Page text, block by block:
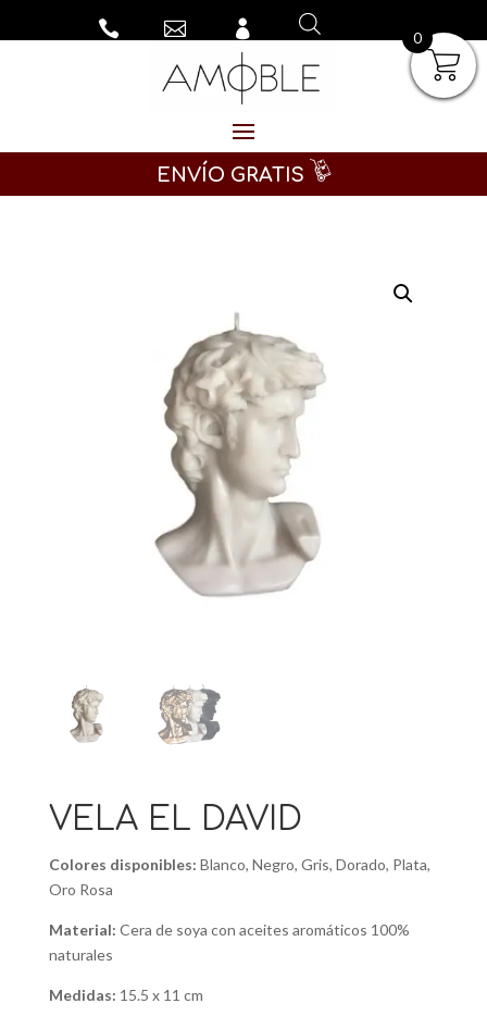
  
ENVÍO GRATIS
VELA EL DAVID
Colores disponibles: Blanco, Negro, Gris, Dorado, Plata,
Oro Rosa
Material: Cera de soya con aceites aromáticos 100%
naturales
Medidas: 15.5 x 11 cm
0